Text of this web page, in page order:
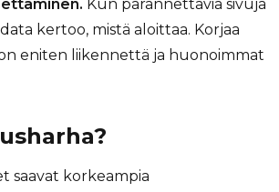
Kun parannettavia sivuja
kertoo, mistä aloittaa. Korjaa
eniten liikennettä ja huonoimmat
saavat korkeampia